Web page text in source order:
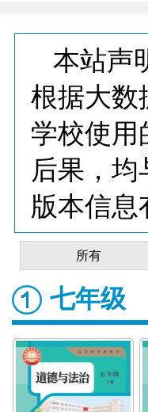
本站声
根据大数
学校使用
后果，
版本信息
所有
七年级